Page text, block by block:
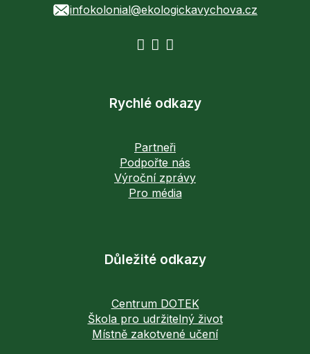
infokolonial@ekologickavychova.cz
Rychlé odkazy
Partneři
Podpořte nás
Výroční zprávy
Pro média
Důležité odkazy
Centrum DOTEK
Škola pro udržitelný život
Místně zakotvené učení